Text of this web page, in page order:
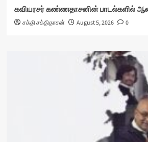
கவியரசர் கண்ணதாசனின் பாடல்களில்
சக்தி சக்திதாசன் August 5, 2026 0